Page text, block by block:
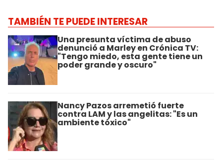
TAMBIÉN TE PUEDE INTERESAR
Una presunta víctima de abuso
denunció a Marley en Crónica TV:
"Tengo miedo, esta gente tiene un
poder grande y oscuro"
Nancy Pazos arremetió fuerte
contra LAM y las angelitas: "Es un
ambiente tóxico"